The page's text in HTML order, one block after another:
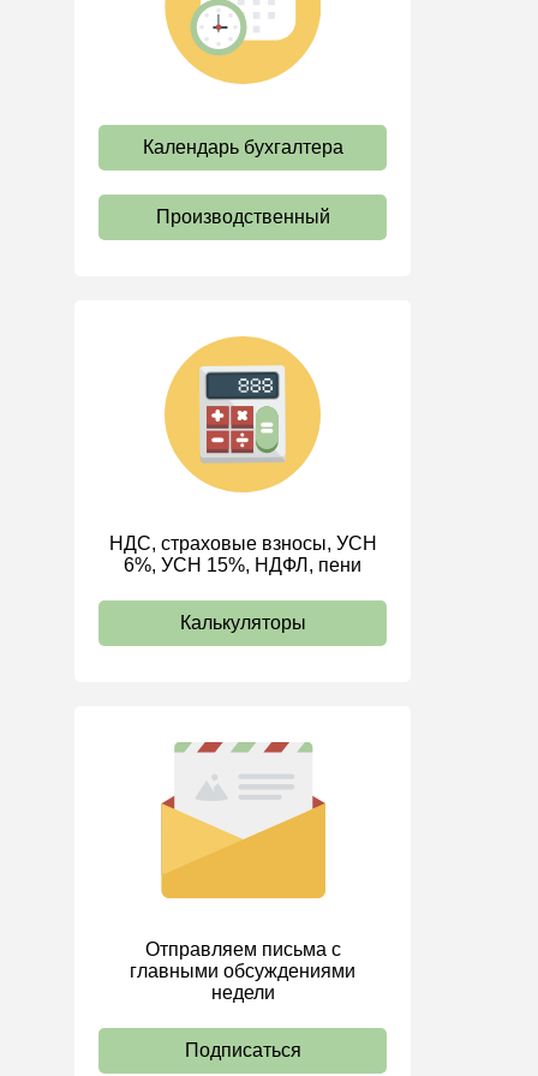
труда
Отпуск и время отдыха
Ответственность и
взыскания
Пенсии
должностные инструкции
Трудовые книжки
Кадровые документы и
образцы
Персональные данные
ИП
Календарь бухгалтера
Производственный
НДС, страховые взносы, УСН
6%, УСН 15%, НДФЛ, пени
Калькуляторы
Отправляем письма с
главными обсуждениями
недели
Подписаться